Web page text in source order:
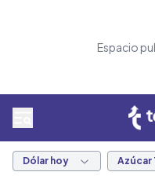
Espacio
Dólar hoy Azúcar